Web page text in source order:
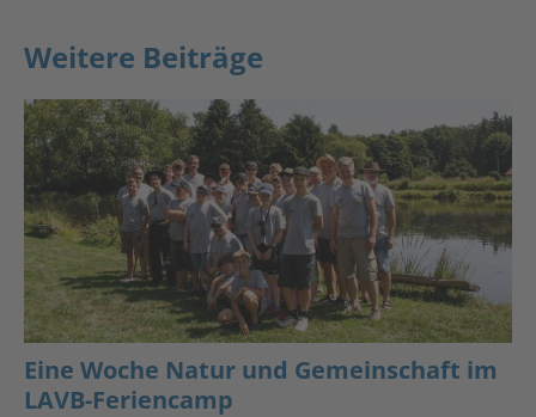
Weitere Beiträge
Eine Woche Natur und Gemeinschaft im
LAVB-Feriencamp